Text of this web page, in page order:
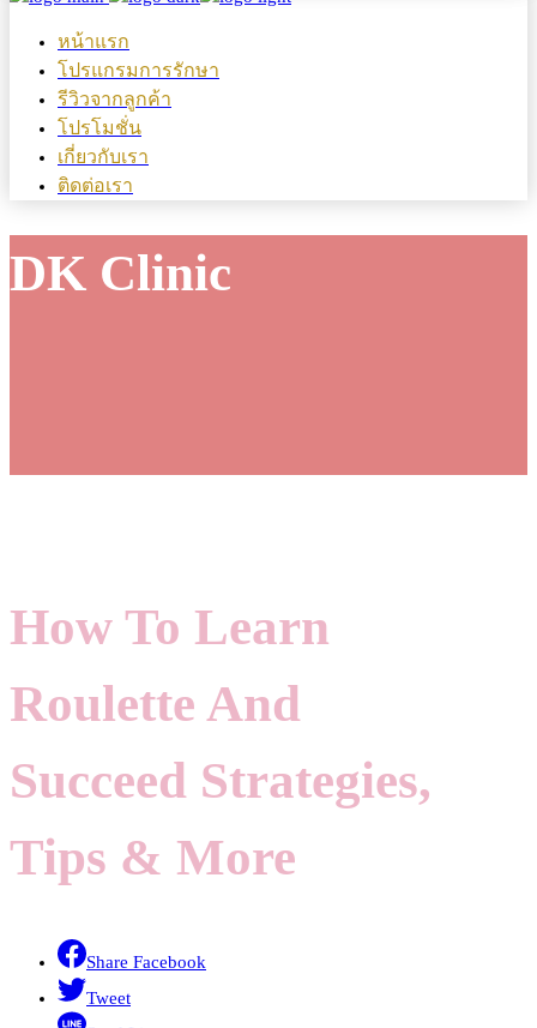
หน้าแรก
โปรแกรมการรักษา
รีวิวจากลูกค้า
โปรโมชั่น
เกี่ยวกับเรา
ติดต่อเรา
DK Clinic
How To Learn
Roulette And
Succeed Strategies,
Tips & More
Share Facebook
Tweet